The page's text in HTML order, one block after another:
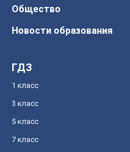
Общество
Новости образования
ГДЗ
1 класс
3 класс
5 класс
7 класс